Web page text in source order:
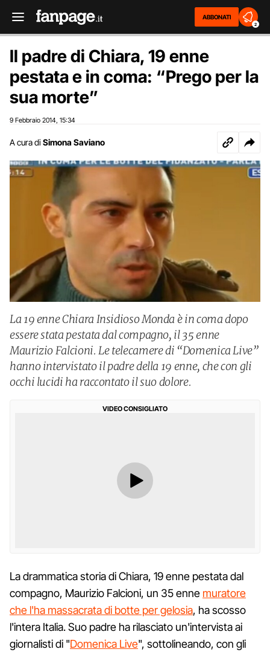
ABBONATI
2
Il padre di Chiara, 19 enne
pestata e in coma: “Prego per la
sua morte”
9 Febbraio 2014 15:34
A cura di Simona Saviano
La 19 enne Chiara Insidioso Monda è in coma dopo
essere stata pestata dal compagno, il 35 enne
Maurizio Falcioni. Le telecamere di “Domenica Live”
hanno intervistato il padre della 19 enne, che con gli
occhi lucidi ha raccontato il suo dolore.
VIDEO CONSIGLIATO
La drammatica storia di Chiara, 19 enne pestata dal
compagno, Maurizio Falcioni, un 35 enne muratore
che l'ha massacrata di botte per gelosia, ha scosso
l'intera Italia. Suo padre ha rilasciato un'intervista ai
giornalisti di "Domenica Live", sottolineando, con gli